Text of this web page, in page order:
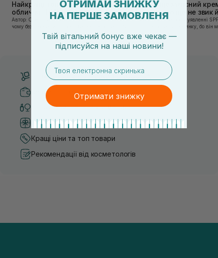
Найкращі тонери та тоніки для
обличчя: ТОП-7 засобів
Автор: Олеся Вакулко [artnav] У цій статті ми пояснимо,
чому без тонера ваш крем працює лише на 50%, і як
знайти засіб під потреби саме вашої шкіри. Хибною є
думка, що тонізація — це зайвий е...
Сонцезахисний
тих, хто ще не звик
Якщо у вашому уявленні
лише на відпочинку, бо він
чи скочується під макіяжем
Безкоштовна доставка від 3000 UAH
Безпечні способи оплати
Тільки оригінальна косметика
Система бонусів та лояльності
Кращі ціни та топ товари
Рекомендації від косметологів
ОТРИМАЙ ЗНИЖКУ
НА ПЕРШЕ ЗАМОВЛЕНЯ
Твій вітальний бонус вже чекає —
підписуйся на наші новини!
email
Отримати знижку